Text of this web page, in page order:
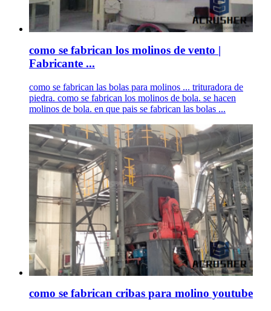
como se fabrican los molinos de vento |
Fabricante ...
como se fabrican las bolas para molinos ... trituradora de
piedra. como se fabrican los molinos de bola. se hacen
molinos de bola. en que pais se fabrican las bolas ...
como se fabrican cribas para molino youtube